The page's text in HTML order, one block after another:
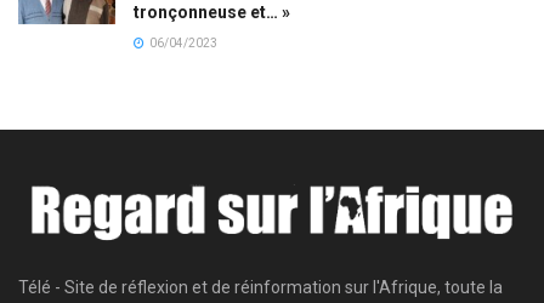
tronçonneuse et… »
06/04/2023
Télé - Site de réflexion et de réinformation sur l'Afrique, toute la